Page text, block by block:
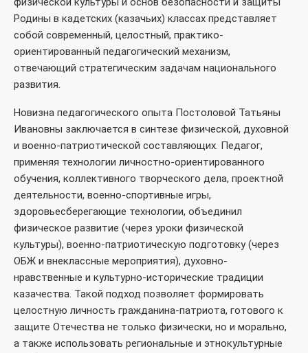
Родины в кадетских (казачьих) классах представляет
собой современный, целостный, практико-
ориентированный педагогический механизм,
отвечающий стратегическим задачам национального
развития.
Новизна педагогического опыта Постоловой Татьяны
Ивановны заключается в синтезе физической, духовной
и военно-патриотической составляющих. Педагог,
применяя технологии личностно-ориентированного
обучения, коллективного творческого дела, проектной
деятельности, военно-спортивные игры,
здоровьесберегающие технологии, объединил
физическое развитие (через уроки физической
культуры), военно-патриотическую подготовку (через
ОБЖ и внеклассные мероприятия), духовно-
нравственные и культурно-исторические традиции
казачества. Такой подход позволяет формировать
целостную личность гражданина-патриота, готового к
защите Отечества не только физически, но и морально,
а также использовать региональные и этнокультурные